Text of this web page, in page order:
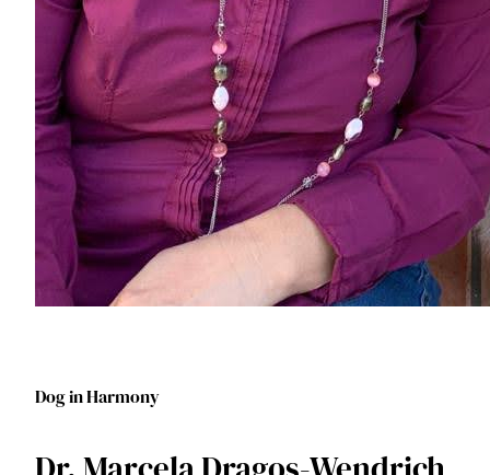
Dog in Harmony